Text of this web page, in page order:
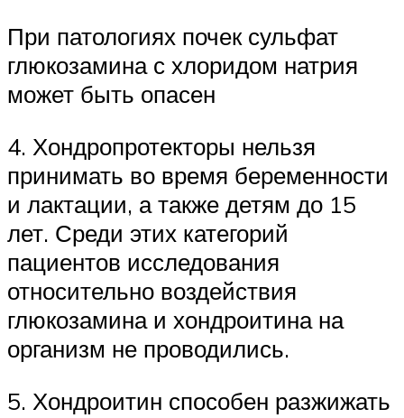
При патологиях почек сульфат
глюкозамина с хлоридом натрия
может быть опасен
4. Хондропротекторы нельзя
принимать во время беременности
и лактации, а также детям до 15
лет. Среди этих категорий
пациентов исследования
относительно воздействия
глюкозамина и хондроитина на
организм не проводились.
5. Хондроитин способен разжижать